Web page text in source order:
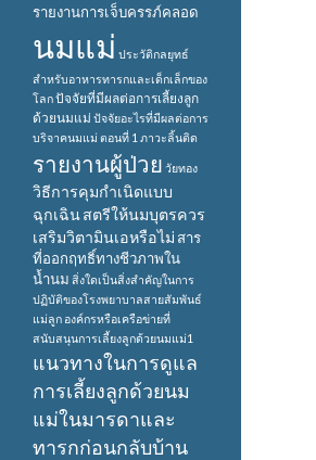
รายงานการเจ็บครรภ์คลอด
นมแม่ ประวัติกลยุทธ์
สำหรับอาหารทารกและเด็กเล็กของ
โลกปัจจัยที่มีผลต่อการเลี้ยงลูก
ด้วยนมแม่ ปัจจัยอะไรที่มีผลต่อการ
บริจาคนมแม่ ตอนที่ 1 ภาวะลิ้นติด
รายงานผู้ป่วย วัยทอง
วิธีการคุมกำเนิดแบบ
ฉุกเฉินสตรีให้นมบุตรควร
เสริมวิตามินเอหรือไม่ สาร
ที่ออกฤทธิ์ทางชีวภาพใน
น้ำนม สิ่งใดเป็นสิ่งสำคัญในการ
ปฏิบัติของโรงพยาบาลสายสัมพันธ์
แม่ลูก องค์กรหรือเครือข่ายที่
สนับสนุนการเลี้ยงลูกด้วยนมแม่1
แนวทางในการดูแล
การเลี้ยงลูกด้วยนม
แม่ในมารดาและ
ทารกก่อนกลับบ้าน